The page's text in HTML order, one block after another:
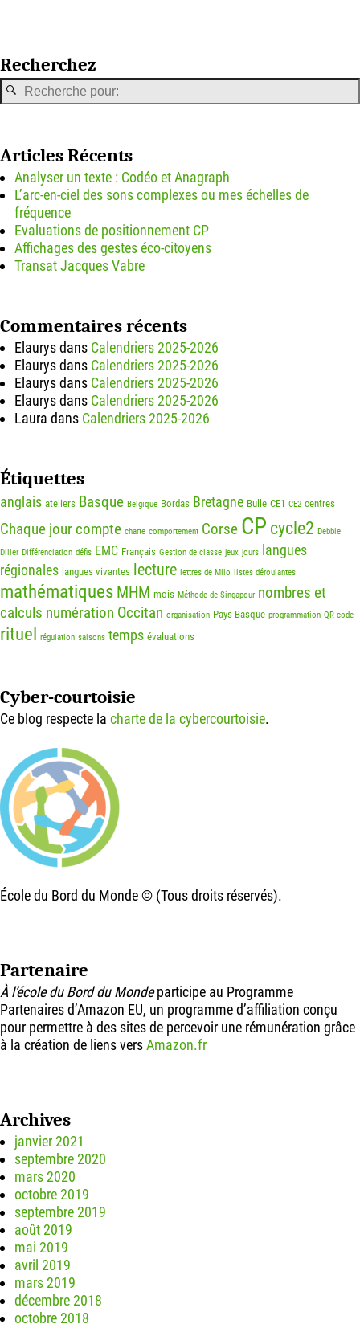
Recherchez
Articles Récents
Analyser un texte : Codéo et Anagraph
L’arc-en-ciel des sons complexes ou mes échelles de
fréquence
Evaluations de positionnement CP
Affichages des gestes éco-citoyens
Transat Jacques Vabre
Commentaires récents
Elaurysdans Calendriers 2025-2026
Elaurysdans Calendriers 2025-2026
Elaurysdans Calendriers 2025-2026
Elaurysdans Calendriers 2025-2026
Laura dans Calendriers 2025-2026
Étiquettes
anglais ateliers Basque Belgique Bordas Bretagne Bulle CE1 CE2 centres
Chaque jour compte charte comportement Corse CP cycle2 Debbie
Diller Différenciation défis EMC Français Gestion de classe jeux jours
langues
régionales langues vivantes lecture lettres de Milo listes déroulantes
mathématiques MHM mois Méthode de Singapour nombres et
calculs numération Occitan organisation Pays Basque programmation QR code
rituel régulation saisons temps évaluations
Cyber-courtoisie
Ce blog respecte la charte de la cybercourtoisie.
École du Bord du Monde © (Tous droits réservés).
Partenaire
À l’école du Bord du Mondeparticipe au Programme
Partenaires d’Amazon EU, un programme d’affiliation conçu
pour permettre à des sites de percevoir une rémunération grâce
à la création de liens versAmazon.fr
Archives
janvier 2021
septembre 2020
mars 2020
octobre 2019
septembre 2019
août 2019
mai 2019
avril 2019
mars 2019
décembre 2018
octobre 2018